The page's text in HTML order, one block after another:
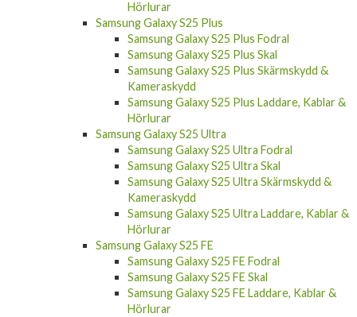
Hörlurar
Samsung Galaxy S25 Plus
Samsung Galaxy S25 Plus Fodral
Samsung Galaxy S25 Plus Skal
Samsung Galaxy S25 Plus Skärmskydd &
Kameraskydd
Samsung Galaxy S25 Plus Laddare, Kablar &
Hörlurar
Samsung Galaxy S25 Ultra
Samsung Galaxy S25 Ultra Fodral
Samsung Galaxy S25 Ultra Skal
Samsung Galaxy S25 Ultra Skärmskydd &
Kameraskydd
Samsung Galaxy S25 Ultra Laddare, Kablar &
Hörlurar
Samsung Galaxy S25 FE
Samsung Galaxy S25 FE Fodral
Samsung Galaxy S25 FE Skal
Samsung Galaxy S25 FE Laddare, Kablar &
Hörlurar